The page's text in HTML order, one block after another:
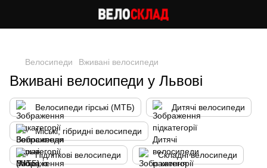
Велосипеди Вживані велосипеди
Вживані велосипеди у Львові
Велосипеди гірські (МТБ) Дитячі велосипеди
Міські, гібридні велосипеди
Підліткові велосипеди Складні велосипеди